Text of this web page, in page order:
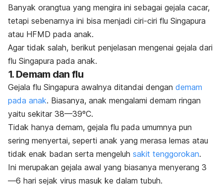
Banyak orangtua yang mengira ini sebagai gejala cacar,
tetapi sebenarnya ini bisa menjadi ciri-ciri flu Singapura
atau HFMD pada anak.
Agar tidak salah, berikut penjelasan mengenai gejala dari
flu Singapura pada anak.
1. Demam dan flu
Gejala flu Singapura awalnya ditandai dengan demam
pada anak. Biasanya, anak mengalami demam ringan
yaitu sekitar 38—39ºC.
Tidak hanya demam, gejala flu pada umumnya pun
sering menyertai, seperti anak yang merasa lemas atau
tidak enak badan serta mengeluh sakit tenggorokan.
Ini merupakan gejala awal yang biasanya menyerang 3
—6 hari sejak virus masuk ke dalam tubuh.